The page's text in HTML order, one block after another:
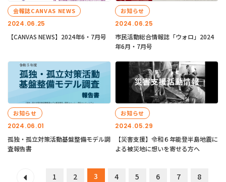
2024.06.25
会報誌CANVAS NEWS
【CANVAS NEWS】2024年6・7月号
2024.06.25
お知らせ
市民活動総合情報誌「ウォロ」2024
年6月・7月号
2024.06.01
お知らせ
孤独・孤立対策活動基盤整備モデル調
査報告書
2024.05.29
お知らせ
【災害支援】令和６年能登半島地震に
よる被災地に想いを寄せる方へ
1 2 3 4 5 6 7
8